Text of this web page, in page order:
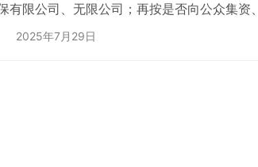
有限公司、无限公司；再按是否向公众集资
人公司与公众公司**。不同类型对应不同设
2025年7月29日